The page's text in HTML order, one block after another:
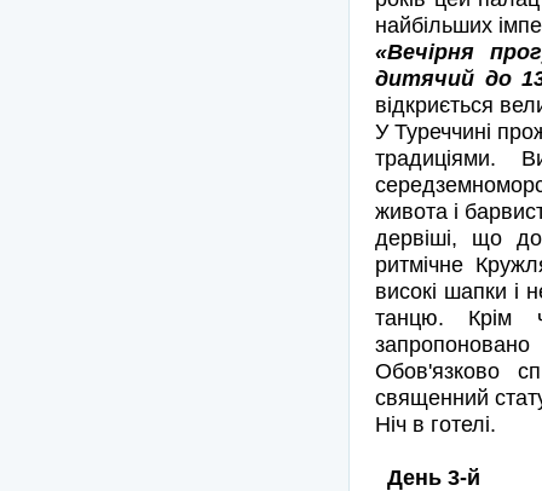
найбільших
«Вечірня
дитячий до
відкриється
У Туреччині
традиціями.
живота і
дервіші, що
ритмічне
високі шапки і
танцю. Крім
Обов'язково
священний
Ніч в готелі.
День 3-й